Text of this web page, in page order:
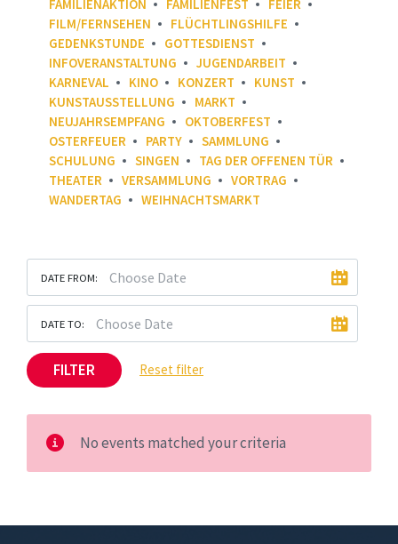
FAMILIENAKTION
FAMILIENFEST
FEIER
FILM/FERNSEHEN
FLÜCHTLINGSHILFE
GEDENKSTUNDE
GOTTESDIENST
INFOVERANSTALTUNG
JUGENDARBEIT
KARNEVAL
KINO KONZERT
KUNST
KUNSTAUSSTELLUNG
MARKT
NEUJAHRSEMPFANG
OKTOBERFEST
OSTERFEUER
PARTY
SAMMLUNG
SCHULUNG
SINGEN
TAG DER OFFENEN TÜR
THEATER
VERSAMMLUNG
VORTRAG
WANDERTAG
WEIHNACHTSMARKT
DATE FROM:
DATE TO:
FILTER Reset filter
No events matched your criteria